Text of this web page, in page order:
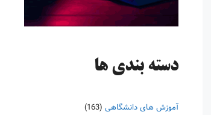
دسته‌ بندی ها
آموزش های دانشگاهی (163)